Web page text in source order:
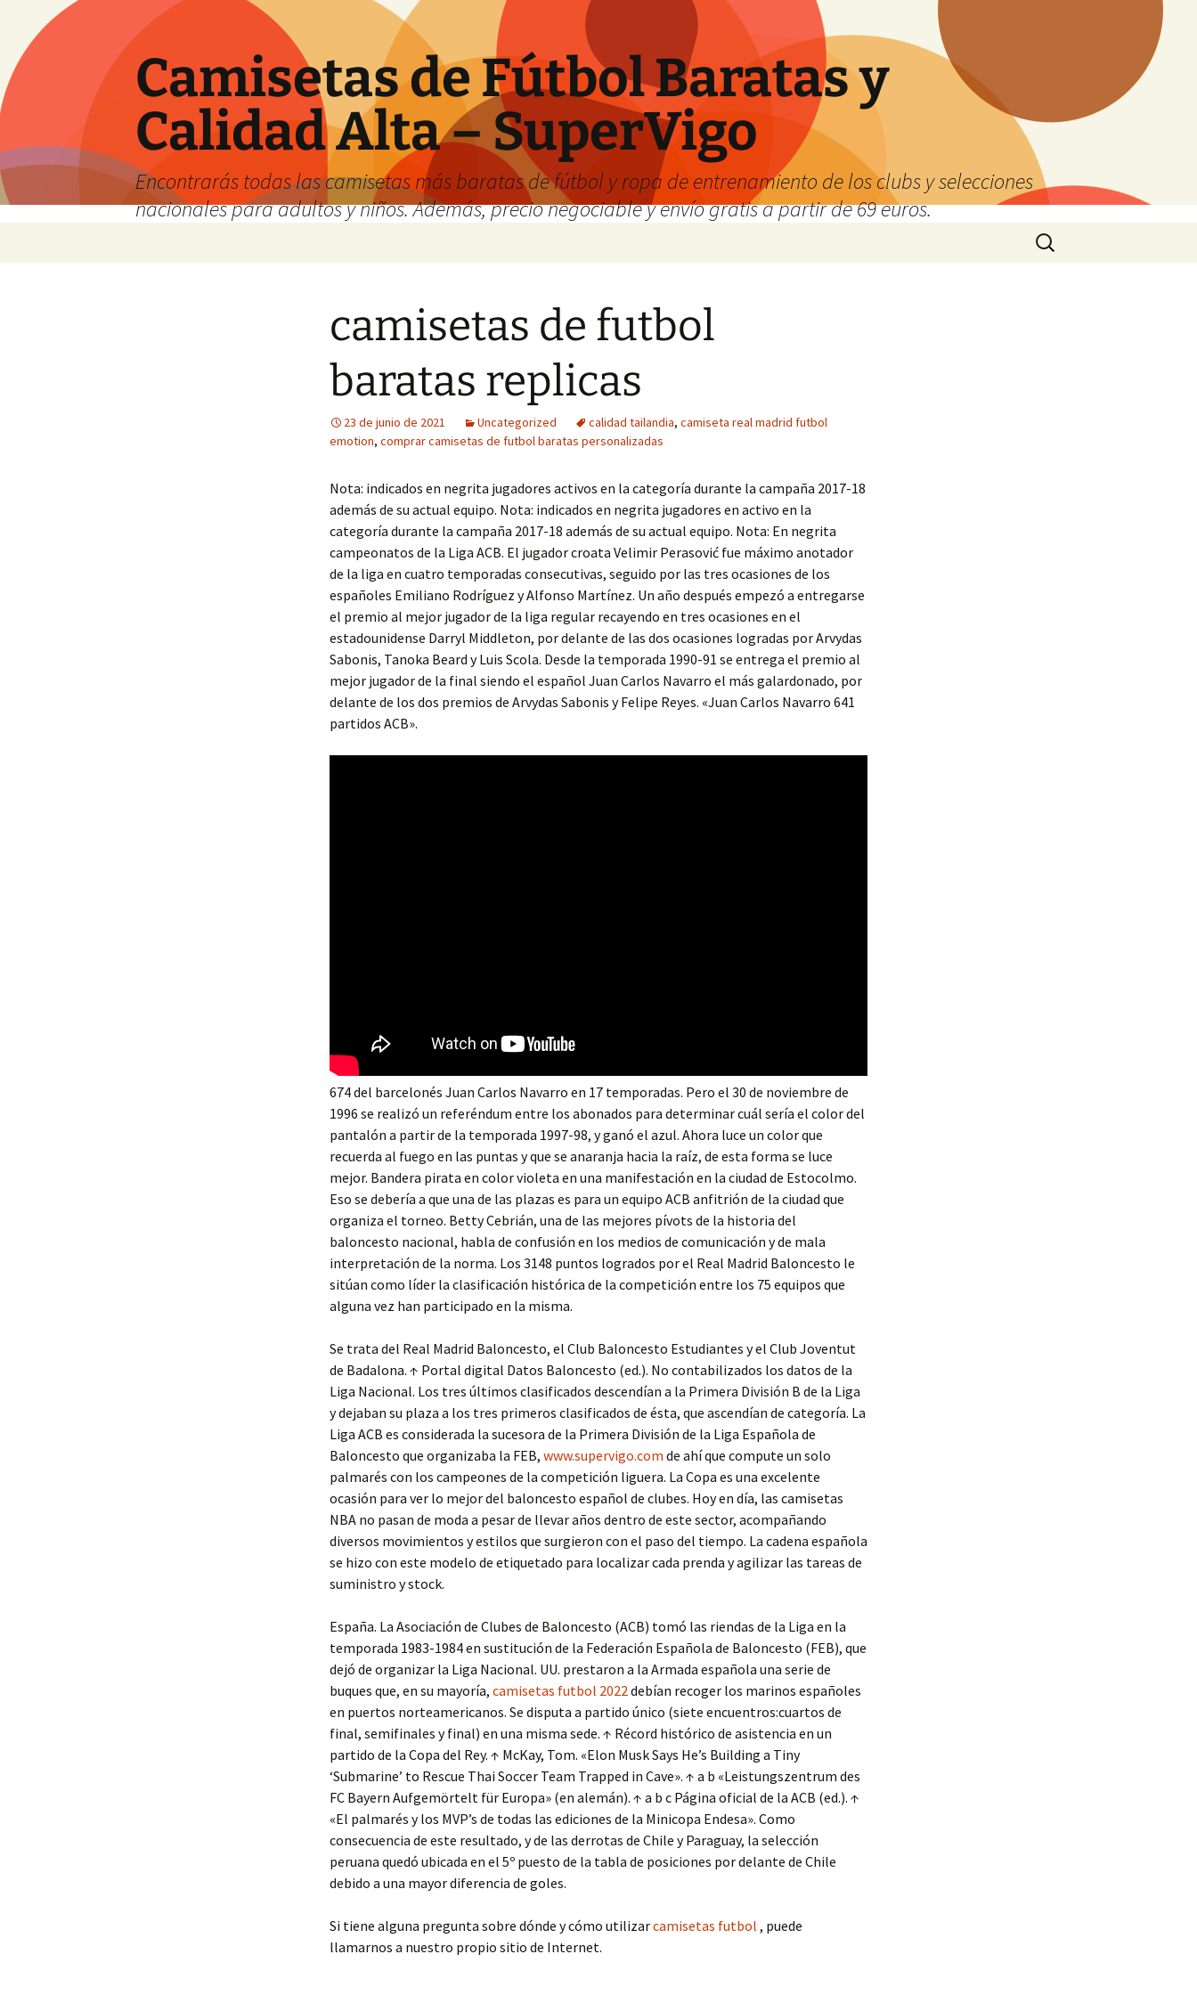
Camisetas de Fútbol Baratas y
Calidad Alta – SuperVigo
Encontrarás todas las camisetas más baratas de fútbol y ropa de entrenamiento de los clubs y selecciones
nacionales para adultos y niños. Además, precio negociable y envío gratis a partir de 69 euros.
Buscar:
camisetas de futbol
baratas replicas
23 de junio de 2021 Uncategorized calidad tailandia, camiseta real madrid futbol
emotion, comprar camisetas de futbol baratas personalizadas
Nota: indicados en negrita jugadores activos en la categoría durante la campaña 2017-18
además de su actual equipo. Nota: indicados en negrita jugadores en activo en la
categoría durante la campaña 2017-18 además de su actual equipo. Nota: En negrita
campeonatos de la Liga ACB. El jugador croata Velimir Perasović fue máximo anotador
de la liga en cuatro temporadas consecutivas, seguido por las tres ocasiones de los
españoles Emiliano Rodríguez y Alfonso Martínez. Un año después empezó a entregarse
el premio al mejor jugador de la liga regular recayendo en tres ocasiones en el
estadounidense Darryl Middleton, por delante de las dos ocasiones logradas por Arvydas
Sabonis, Tanoka Beard y Luis Scola. Desde la temporada 1990-91 se entrega el premio al
mejor jugador de la final siendo el español Juan Carlos Navarro el más galardonado, por
delante de los dos premios de Arvydas Sabonis y Felipe Reyes. «Juan Carlos Navarro 641
partidos ACB».
674 del barcelonés Juan Carlos Navarro en 17 temporadas. Pero el 30 de noviembre de
1996 se realizó un referéndum entre los abonados para determinar cuál sería el color del
pantalón a partir de la temporada 1997-98, y ganó el azul. Ahora luce un color que
recuerda al fuego en las puntas y que se anaranja hacia la raíz, de esta forma se luce
mejor. Bandera pirata en color violeta en una manifestación en la ciudad de Estocolmo.
Eso se debería a que una de las plazas es para un equipo ACB anfitrión de la ciudad que
organiza el torneo. Betty Cebrián, una de las mejores pívots de la historia del
baloncesto nacional, habla de confusión en los medios de comunicación y de mala
interpretación de la norma. Los 3148 puntos logrados por el Real Madrid Baloncesto le
sitúan como líder la clasificación histórica de la competición entre los 75 equipos que
alguna vez han participado en la misma.
Se trata del Real Madrid Baloncesto, el Club Baloncesto Estudiantes y el Club Joventut
de Badalona. ↑ Portal digital Datos Baloncesto (ed.). No contabilizados los datos de la
Liga Nacional. Los tres últimos clasificados descendían a la Primera División B de la Liga
y dejaban su plaza a los tres primeros clasificados de ésta, que ascendían de categoría. La
Liga ACB es considerada la sucesora de la Primera División de la Liga Española de
Baloncesto que organizaba la FEB, www.supervigo.com de ahí que compute un solo
palmarés con los campeones de la competición liguera. La Copa es una excelente
ocasión para ver lo mejor del baloncesto español de clubes. Hoy en día, las camisetas
NBA no pasan de moda a pesar de llevar años dentro de este sector, acompañando
diversos movimientos y estilos que surgieron con el paso del tiempo. La cadena española
se hizo con este modelo de etiquetado para localizar cada prenda y agilizar las tareas de
suministro y stock.
España. La Asociación de Clubes de Baloncesto (ACB) tomó las riendas de la Liga en la
temporada 1983-1984 en sustitución de la Federación Española de Baloncesto (FEB), que
dejó de organizar la Liga Nacional. UU. prestaron a la Armada española una serie de
buques que, en su mayoría, camisetas futbol 2022debían recoger los marinos españoles
en puertos norteamericanos. Se disputa a partido único (siete encuentros:cuartos de
final, semifinales y final) en una misma sede. ↑ Récord histórico de asistencia en un
partido de la Copa del Rey. ↑ McKay, Tom. «Elon Musk Says He’s Building a Tiny
‘Submarine’ to Rescue Thai Soccer Team Trapped in Cave». ↑ a b «Leistungszentrum des
FC Bayern Aufgemörtelt für Europa» (en alemán). ↑ a b c Página oficial de la ACB (ed.). ↑
«El palmarés y los MVP’s de todas las ediciones de la Minicopa Endesa». Como
consecuencia de este resultado, y de las derrotas de Chile y Paraguay, la selección
peruana quedó ubicada en el 5º puesto de la tabla de posiciones por delante de Chile
debido a una mayor diferencia de goles.
Si tiene alguna pregunta sobre dónde y cómo utilizarcamisetas futbol , puede
llamarnos a nuestro propio sitio de Internet.